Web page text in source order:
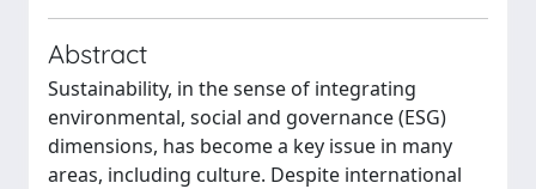
Abstract
Sustainability, in the sense of integrating
environmental, social and governance (ESG)
dimensions, has become a key issue in many
areas, including culture. Despite international